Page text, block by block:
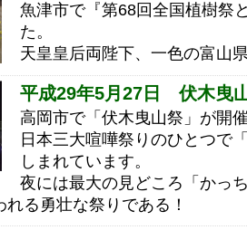
魚津市で『第68回全国植樹祭
た。
天皇皇后両陛下、一色の富山
平成29年5月27日 伏木曳
高岡市で「伏木曳山祭」が開
日本三大喧嘩祭りのひとつで
しまれています。
夜には最大の見どころ「かっ
る勇壮な祭りである！